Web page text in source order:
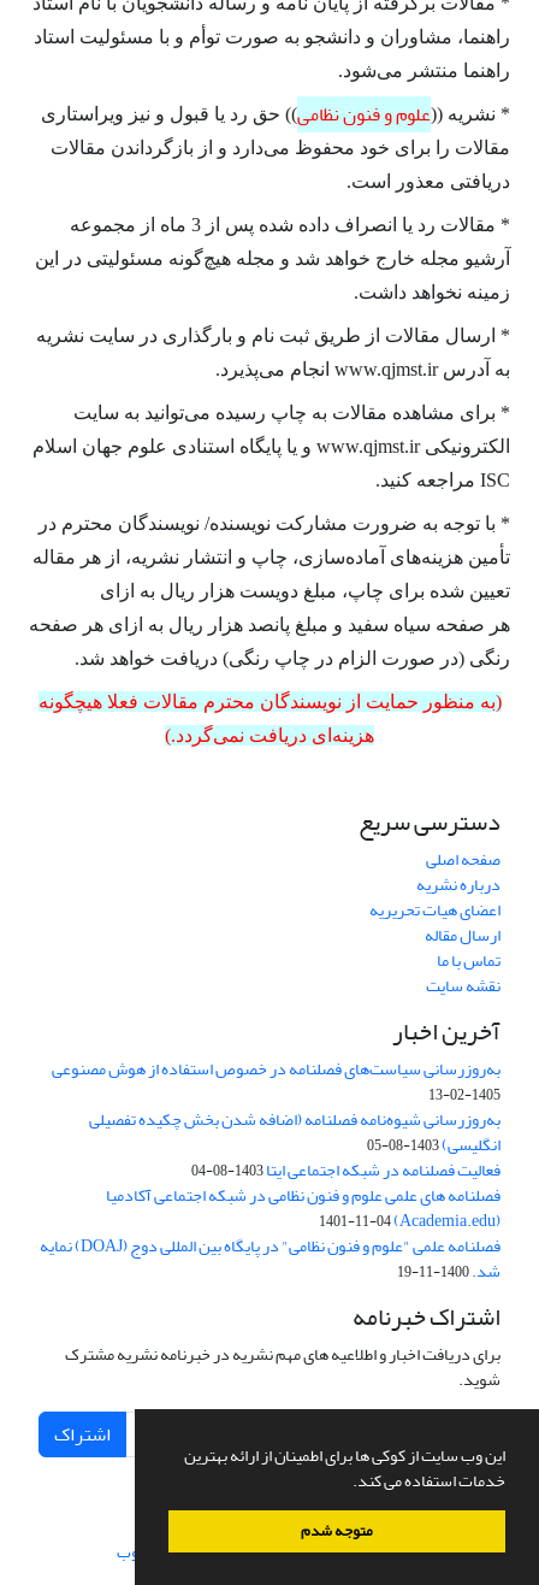
این وب سایت از کوکی ها برای اطمینان از ارائه بهترین
خدمات استفاده می کند.
متوجه شدم
راهنما، مشاوران و دانشجو به صورت توأم و با مسئولیت استاد
راهنما منتشر می­‌شود.
* نشریه ((علوم و فنون نظامی)) حق رد یا قبول و نیز ویراستاری
مقالات را برای خود محفوظ می‌­دارد و از بازگرداندن مقالات
دریافتی معذور است.
* مقالات رد یا انصراف داده شده پس از 3 ماه از مجموعه
آرشیو مجله خارج خواهد شد و مجله هیچ­‌گونه مسئولیتی در این
زمینه نخواهد داشت.
* ارسال مقالات از طریق ثبت نام و بارگذاری در سایت نشریه
به آدرس www.qjmst.ir انجام می‌­پذیرد.
* برای مشاهده مقالات به چاپ رسیده می­‌توانید به سایت
الکترونیکی www.qjmst.ir و یا پایگاه استنادی علوم جهان اسلام
ISC مراجعه کنید.
* با توجه به ضرورت مشارکت نویسنده/ نویسندگان محترم در
تأمین هزینه‌های آماده‌سازی، چاپ و انتشار نشریه، از هر مقاله
تعیین شده برای چاپ، مبلغ دویست هزار ریال به ازای
هر صفحه سیاه سفید و مبلغ پانصد هزار ریال به ازای هر صفحه
رنگی (در صورت الزام در چاپ رنگی) دریافت خواهد شد.
(به منظور حمایت از نویسندگان محترم مقالات فعلا هیچگونه
هزینه‌ای دریافت نمی‌گردد.)
دسترسی سریع
صفحه اصلی
درباره نشریه
اعضای هیات تحریریه
ارسال مقاله
تماس با ما
نقشه سایت
آخرین اخبار
به‌روزرسانی سیاست‌های فصلنامه در خصوص استفاده از هوش مصنوعی
1405-02-13
به‌روزرسانی شیوه‌نامه فصلنامه (اضافه شدن بخش چکیده تفصیلی
انگلیسی)1403-08-05
فعالیت فصلنامه در شبکه اجتماعی ایتا1403-08-04
فصلنامه های علمی علوم و فنون نظامی در شبکه اجتماعی آکادمیا
(Academia.edu)
1401-11-04
فصلنامه علمی "علوم و فنون نظامی" در پایگاه بین المللی دوج (DOAJ) نمایه
شد.1400-11-19
اشتراک خبرنامه
برای دریافت اخبار و اطلاعیه های مهم نشریه در خبرنامه نشریه مشترک
شوید.
اشتراک
سامانه مدیریت نشریات علمی.طراحی و پیاده سازی از سیناوب